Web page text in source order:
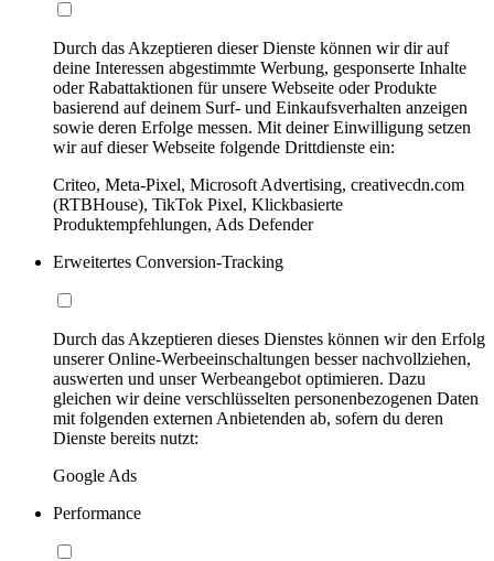
Durch das Akzeptieren dieser Dienste können wir dir auf
deine Interessen abgestimmte Werbung, gesponserte Inhalte
oder Rabattaktionen für unsere Webseite oder Produkte
basierend auf deinem Surf- und Einkaufsverhalten anzeigen
sowie deren Erfolge messen. Mit deiner Einwilligung setzen
wir auf dieser Webseite folgende Drittdienste ein:
Criteo, Meta-Pixel, Microsoft Advertising, creativecdn.com
(RTBHouse), TikTok Pixel, Klickbasierte
Produktempfehlungen, Ads Defender
Erweitertes Conversion-Tracking
Durch das Akzeptieren dieses Dienstes können wir den Erfolg
unserer Online-Werbeeinschaltungen besser nachvollziehen,
auswerten und unser Werbeangebot optimieren. Dazu
gleichen wir deine verschlüsselten personenbezogenen Daten
mit folgenden externen Anbietenden ab, sofern du deren
Dienste bereits nutzt:
Google Ads
Performance